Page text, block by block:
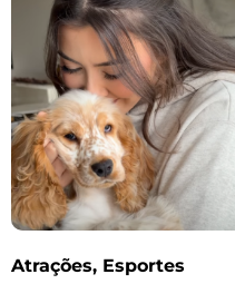
Atrações, Esportes